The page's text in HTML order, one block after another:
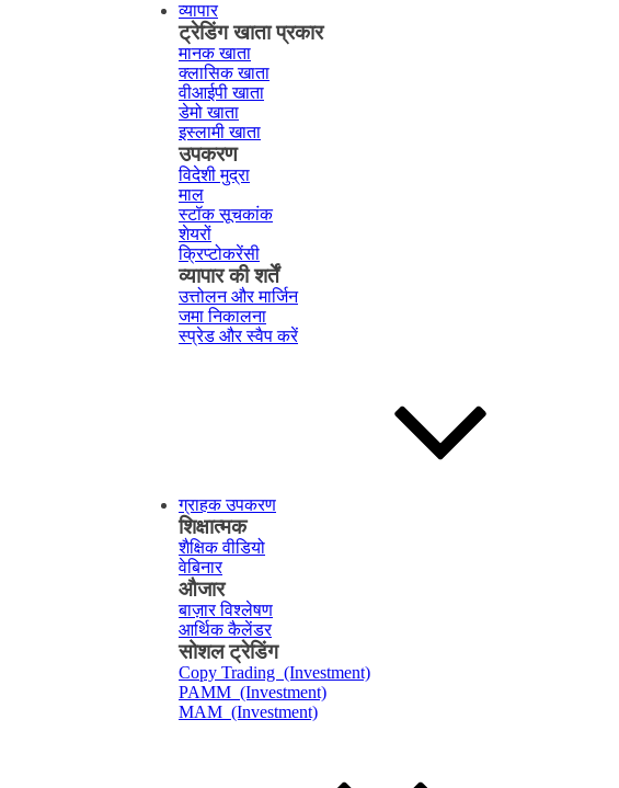
व्यापार
ट्रेडिंग खाता प्रकार
मानक खाता
क्लासिक खाता
वीआईपी खाता
डेमो खाता
इस्लामी खाता
उपकरण
विदेशी मुद्रा
माल
स्टॉक सूचकांक
शेयरों
क्रिप्टोकरेंसी
व्यापार की शर्तें
उत्तोलन और मार्जिन
जमा निकालना
स्प्रेड और स्वैप करें
ग्राहक उपकरण
शिक्षात्मक
शैक्षिक वीडियो
वेबिनार
औजार
बाज़ार विश्लेषण
आर्थिक कैलेंडर
सोशल ट्रेडिंग
Copy Trading (Investment)
PAMM (Investment)
MAM (Investment)